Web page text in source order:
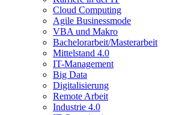
Cloud Computing
Agile Businessmode
VBA und Makro
Bachelorarbeit/Masterarbeit
Mittelstand 4.0
IT-Management
Big Data
Digitalisierung
Remote Arbeit
Industrie 4.0